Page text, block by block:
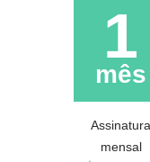
1
mês
Assinatura
mensal